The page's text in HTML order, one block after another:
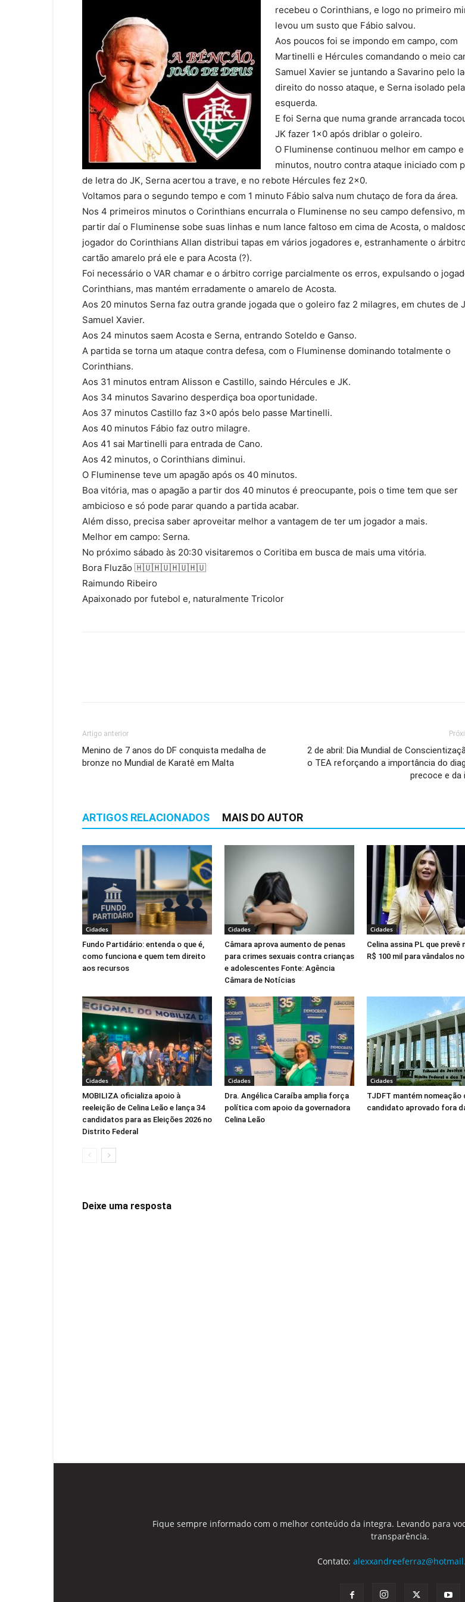
recebeu o Corinthians, e logo no primeiro
levou um susto que Fábio salvou.
Aos poucos foi se impondo em campo, com
Martinelli e Hércules comandando o meio
Samuel Xavier se juntando a Savarino pelo
direito do nosso ataque, e Serna isolado pela
esquerda.
E foi Serna que numa grande arrancada
JK fazer 1×0 após driblar o goleiro.
O Fluminense continuou melhor em campo
minutos, noutro contra ataque iniciado com
de letra do JK, Serna acertou a trave, e no rebote Hércules fez 2×0.
Voltamos para o segundo tempo e com 1 minuto Fábio salva num chutaço de fora da área.
Nos 4 primeiros minutos o Corinthians encurrala o Fluminense no seu campo defensivo,
partir daí o Fluminense sobe suas linhas e num lance faltoso em cima de Acosta, o
jogador do Corinthians Allan distribui tapas em vários jogadores e, estranhamente o
cartão amarelo prá ele e para Acosta (?).
Foi necessário o VAR chamar e o árbitro corrige parcialmente os erros, expulsando o
Corinthians, mas mantém erradamente o amarelo de Acosta.
Aos 20 minutos Serna faz outra grande jogada que o goleiro faz 2 milagres, em chutes de
Samuel Xavier.
Aos 24 minutos saem Acosta e Serna, entrando Soteldo e Ganso.
A partida se torna um ataque contra defesa, com o Fluminense dominando totalmente o
Corinthians.
Aos 31 minutos entram Alisson e Castillo, saindo Hércules e JK.
Aos 34 minutos Savarino desperdiça boa oportunidade.
Aos 37 minutos Castillo faz 3×0 após belo passe Martinelli.
Aos 40 minutos Fábio faz outro milagre.
Aos 41 sai Martinelli para entrada de Cano.
Aos 42 minutos, o Corinthians diminui.
O Fluminense teve um apagão após os 40 minutos.
Boa vitória, mas o apagão a partir dos 40 minutos é preocupante, pois o time tem que ser
ambicioso e só pode parar quando a partida acabar.
Além disso, precisa saber aproveitar melhor a vantagem de ter um jogador a mais.
Melhor em campo: Serna.
No próximo sábado às 20:30 visitaremos o Coritiba em busca de mais uma vitória.
Bora Fluzão 🇭🇺🇭🇺🇭🇺🇭🇺
Raimundo Ribeiro
Apaixonado por futebol e, naturalmente Tricolor
Artigo anterior
Menino de 7 anos do DF conquista medalha de
bronze no Mundial de Karatê em Malta
2 de abril: Dia Mundial de
o TEA reforçando a importância do
precoce e da
ARTIGOS RELACIONADOS MAIS DO AUTOR
Cidades
Fundo Partidário: entenda o que é,
como funciona e quem tem direito
aos recursos
Cidades
Câmara aprova aumento de penas
para crimes sexuais contra crianças
e adolescentes Fonte: Agência
Câmara de Notícias
Cidades
Celina assina PL que prevê
R$ 100 mil para vândalos
Cidades
MOBILIZA oficializa apoio à
reeleição de Celina Leão e lança 34
candidatos para as Eleições 2026 no
Distrito Federal
Cidades
Dra. Angélica Caraíba amplia força
política com apoio da governadora
Celina Leão
Cidades
TJDFT mantém nomeação
candidato aprovado fora
Deixe uma resposta
Fique sempre informado com o melhor conteúdo da integra. Levando para
transparência.
Contato: